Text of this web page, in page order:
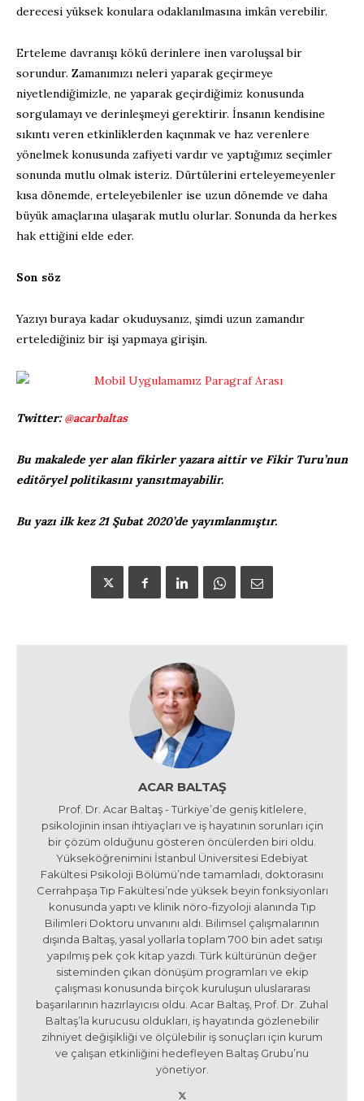
derecesi yüksek konulara odaklanılmasına imkân verebilir.
Erteleme davranışı kökü derinlere inen varoluşsal bir
sorundur. Zamanımızı neleri yaparak geçirmeye
niyetlendiğimizle, ne yaparak geçirdiğimiz konusunda
sorgulamayı ve derinleşmeyi gerektirir. İnsanın kendisine
sıkıntı veren etkinliklerden kaçınmak ve haz verenlere
yönelmek konusunda zafiyeti vardır ve yaptığımız seçimler
sonunda mutlu olmak isteriz. Dürtülerini erteleyemeyenler
kısa dönemde, erteleyebilenler ise uzun dönemde ve daha
büyük amaçlarına ulaşarak mutlu olurlar. Sonunda da herkes
hak ettiğini elde eder.
Son söz
Yazıyı buraya kadar okuduysanız, şimdi uzun zamandır
ertelediğiniz bir işi yapmaya girişin.
Twitter:@acarbaltas
Bu makalede yer alan fikirler yazara aittir ve Fikir Turu’nun
editöryel politikasını yansıtmayabilir.
Bu yazı ilk kez 21 Şubat 2020’de yayımlanmıştır.
ACAR BALTAŞ
Prof. Dr. Acar Baltaş - Türkiye’de geniş kitlelere,
psikolojinin insan ihtiyaçları ve iş hayatının sorunları için
bir çözüm olduğunu gösteren öncülerden biri oldu.
Yükseköğrenimini İstanbul Üniversitesi Edebiyat
Fakültesi Psikoloji Bölümü’nde tamamladı, doktorasını
Cerrahpaşa Tıp Fakültesi’nde yüksek beyin fonksiyonları
konusunda yaptı ve klinik nöro-fizyoloji alanında Tıp
Bilimleri Doktoru unvanını aldı. Bilimsel çalışmalarının
dışında Baltaş, yasal yollarla toplam 700 bin adet satışı
yapılmış pek çok kitap yazdı. Türk kültürünün değer
sisteminden çıkan dönüşüm programları ve ekip
çalışması konusunda birçok kuruluşun uluslararası
başarılarının hazırlayıcısı oldu. Acar Baltaş, Prof. Dr. Zuhal
Baltaş’la kurucusu oldukları, iş hayatında gözlenebilir
zihniyet değişikliği ve ölçülebilir iş sonuçları için kurum
ve çalışan etkinliğini hedefleyen Baltaş Grubu’nu
yönetiyor.